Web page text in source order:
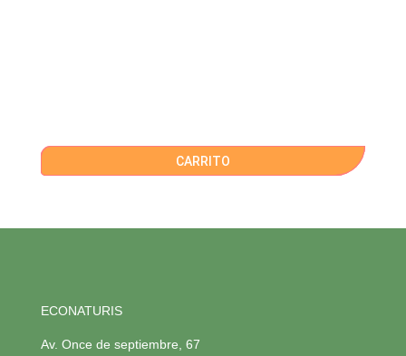
CARRITO
ECONATURIS
Av. Once de septiembre, 67